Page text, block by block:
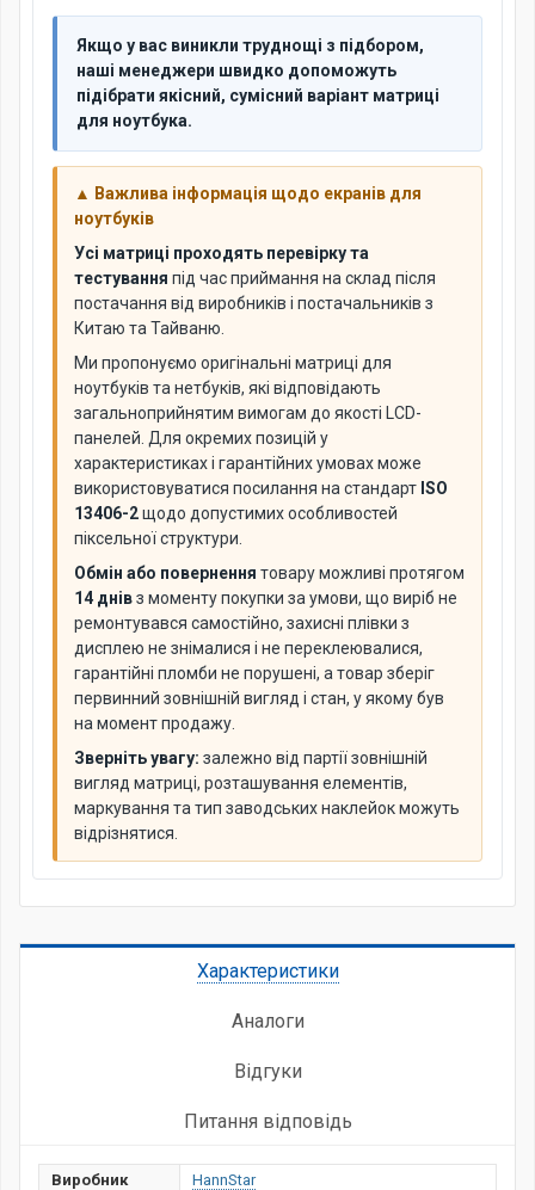
Якщо у вас виникли труднощі з підбором,
наші менеджери швидко допоможуть
підібрати якісний, сумісний варіант матриці
для ноутбука.
▲ Важлива інформація щодо екранів для
ноутбуків
Усі матриці проходять перевірку та
тестування під час приймання на склад після
постачання від виробників і постачальників з
Китаю та Тайваню.
Ми пропонуємо оригінальні матриці для
ноутбуків та нетбуків, які відповідають
загальноприйнятим вимогам до якості LCD-
панелей. Для окремих позицій у
характеристиках і гарантійних умовах може
використовуватися посилання на стандарт ISO
13406-2щодо допустимих особливостей
піксельної структури.
Обмін або повернення товару можливі протягом
14 днівз моменту покупки за умови, що виріб не
ремонтувався самостійно, захисні плівки з
дисплею не знімалися і не переклеювалися,
гарантійні пломби не порушені, а товар зберіг
первинний зовнішній вигляд і стан, у якому був
на момент продажу.
Зверніть увагу: залежно від партії зовнішній
вигляд матриці, розташування елементів,
маркування та тип заводських наклейок можуть
відрізнятися.
Характеристики
Аналоги
Відгуки
Питання відповідь
Виробник
HannStar